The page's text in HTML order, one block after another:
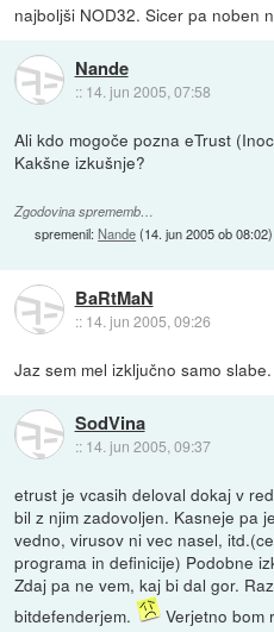
najboljši NOD32. Sicer pa noben
Nande
:: 14. jun 2005, 07:58
Ali kdo mogoče pozna eTrust
Kakšne izkušnje?
Zgodovina sprememb…
spremenil:Nande(14. jun 2005 ob 08:02)
BaRtMaN
:: 14. jun 2005, 09:26
Jaz sem mel izključno samo slabe.
SodVina
:: 14. jun 2005, 09:37
etrust je vcasih deloval dokaj v
bil z njim zadovoljen. Kasneje pa
vedno, virusov ni vec nasel,
programa in definicije) Podobne
Zdaj pa ne vem, kaj bi dal gor.
bitdefenderjem.
Verjetno bom